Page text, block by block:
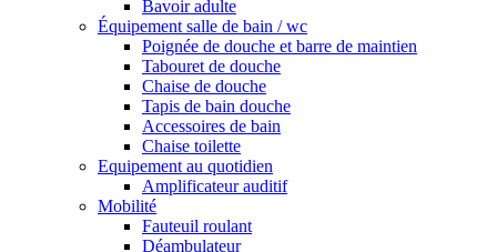
Bavoir adulte
Équipement salle de bain / wc
Poignée de douche et barre de maintien
Tabouret de douche
Chaise de douche
Tapis de bain douche
Accessoires de bain
Chaise toilette
Equipement au quotidien
Amplificateur auditif
Mobilité
Fauteuil roulant
Déambulateur